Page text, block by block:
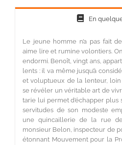
En
Le jeune homme n’a pas fait
aime lire et rumine volontiers.
endormi. Benoît, vingt ans,
lents : il va même jusqu’à
et voluptueux de la lenteur, loin
se révéler un véritable art de
tarie lui permet d’échapper plus
servitudes de son modeste
une quincaillerie de la rue
monsieur Belon, inspecteur de
étonnant Mouvement pour la